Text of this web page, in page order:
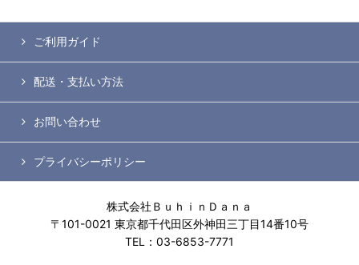
ご利用ガイド
配送・支払い方法
お問い合わせ
プライバシーポリシー
株式会社ＢｕｈｉｎＤａｎａ
〒101-0021 東京都千代田区外神田三丁目14番10号
TEL：03-6853-7771